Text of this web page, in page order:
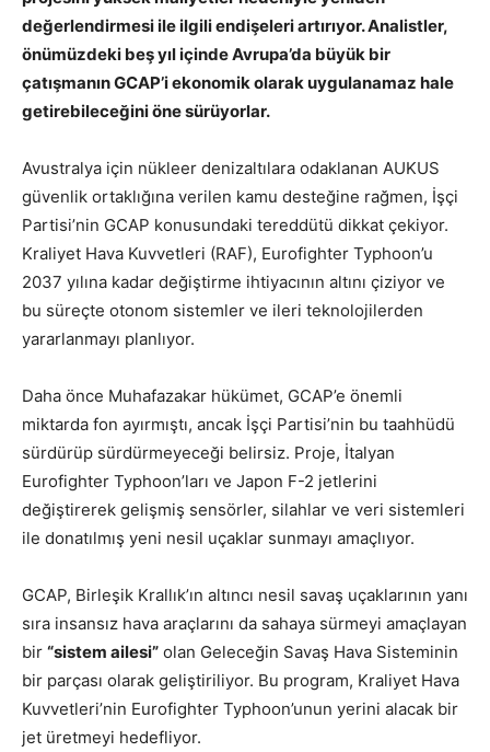
değerlendirmesi ile ilgili endişeleri artırıyor. Analistler,
önümüzdeki beş yıl içinde Avrupa’da büyük bir
çatışmanın GCAP’i ekonomik olarak uygulanamaz hale
getirebileceğini öne sürüyorlar.
Avustralya için nükleer denizaltılara odaklanan AUKUS
güvenlik ortaklığına verilen kamu desteğine rağmen, İşçi
Partisi’nin GCAP konusundaki tereddütü dikkat çekiyor.
Kraliyet Hava Kuvvetleri (RAF), Eurofighter Typhoon’u
2037 yılına kadar değiştirme ihtiyacının altını çiziyor ve
bu süreçte otonom sistemler ve ileri teknolojilerden
yararlanmayı planlıyor.
Daha önce Muhafazakar hükümet, GCAP’e önemli
miktarda fon ayırmıştı, ancak İşçi Partisi’nin bu taahhüdü
sürdürüp sürdürmeyeceği belirsiz. Proje, İtalyan
Eurofighter Typhoon’ları ve Japon F-2 jetlerini
değiştirerek gelişmiş sensörler, silahlar ve veri sistemleri
ile donatılmış yeni nesil uçaklar sunmayı amaçlıyor.
GCAP, Birleşik Krallık’ın altıncı nesil savaş uçaklarının yanı
sıra insansız hava araçlarını da sahaya sürmeyi amaçlayan
bir “sistem ailesi” olan Geleceğin Savaş Hava Sisteminin
bir parçası olarak geliştiriliyor. Bu program, Kraliyet Hava
Kuvvetleri’nin Eurofighter Typhoon’unun yerini alacak bir
jet üretmeyi hedefliyor.